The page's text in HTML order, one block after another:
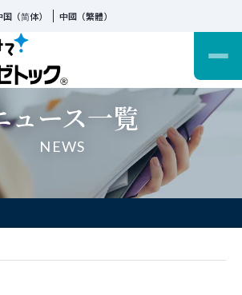
国（简体） 中國（繁體）
ュース一覧
NEWS